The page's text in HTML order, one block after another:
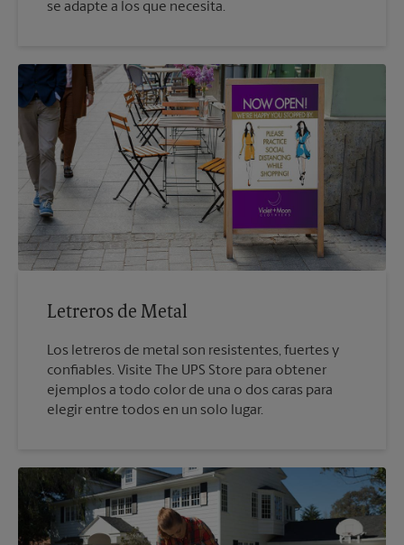
se adapte a los que necesita.
Letreros de Metal
Los letreros de metal son resistentes, fuertes y
confiables. Visite The UPS Store para obtener
ejemplos a todo color de una o dos caras para
elegir entre todos en un solo lugar.